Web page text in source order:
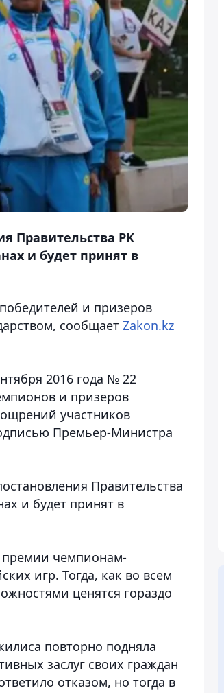
Правительства РК
и будет принят в
и призеров
сообщает Zakon.kz
2016 года № 22
и призеров
участников
Премьер-Министра
Правительства
и будет принят в
премии чемпионам-
игр. Тогда, как во всем
ценятся гораздо
повторно подняла
заслуг своих граждан
отказом, но тогда в